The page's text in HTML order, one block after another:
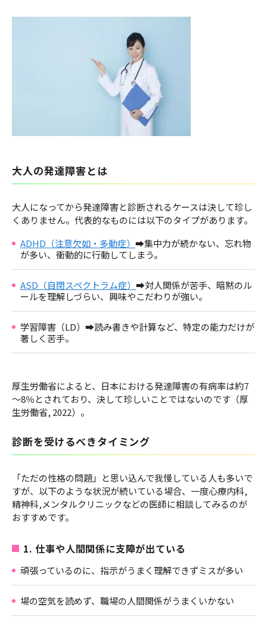
大人の発達障害とは
大人になってから発達障害と診断されるケースは決して珍し
くありません。代表的なものには以下のタイプがあります。
ADHD（注意欠如・多動症） ➡集中力が続かない、忘れ物
が多い、衝動的に行動してしまう。
ASD（自閉スペクトラム症） ➡対人関係が苦手、暗黙のル
ールを理解しづらい、興味やこだわりが強い。
学習障害（LD）➡読み書きや計算など、特定の能力だけが
著しく苦手。
厚生労働省によると、日本における発達障害の有病率は約7
～8％とされており、決して珍しいことではないのです（厚
生労働省, 2022）。
診断を受けるべきタイミング
「ただの性格の問題」と思い込んで我慢している人も多いで
すが、以下のような状況が続いている場合、一度心療内科,
精神科,メンタルクリニックなどの医師に相談してみるのが
おすすめです。
1. 仕事や人間関係に支障が出ている
頑張っているのに、指示がうまく理解できずミスが多い
場の空気を読めず、職場の人間関係がうまくいかない